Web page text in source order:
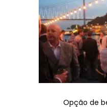
Opção de